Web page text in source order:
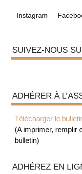
Instagram
SUIVEZ-NOUS
ADHÉRER À
Télécharger le
(A imprimer, remplir
bulletin)
ADHÉREZ EN